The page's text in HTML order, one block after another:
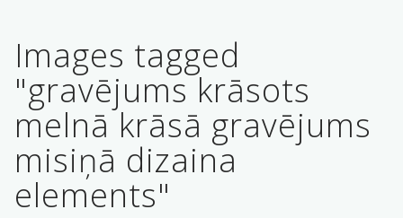
Images tagged
"gravējums krāsots
melnā krāsā gravējums
misiņā dizaina
elements"